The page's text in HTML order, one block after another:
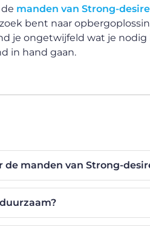
manden van Strong-
bent naar
je ongetwijfeld wat je
in hand gaan.
manden van Strong-